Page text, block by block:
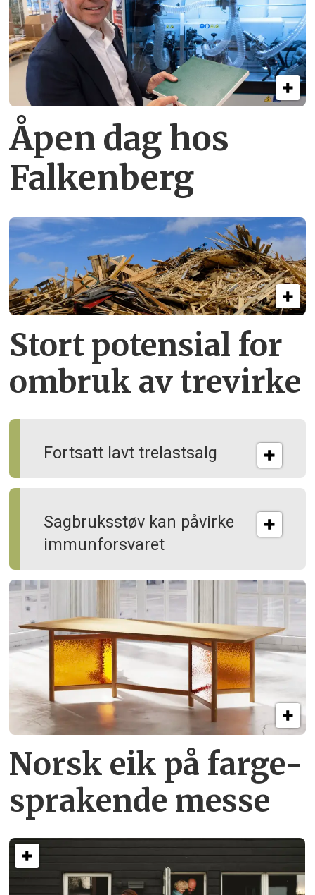
Åpen dag hos
Falkenberg
Stort potensial for
ombruk av tre­virke
Fortsatt lavt trelastsalg
Sagbruksstøv kan på­virke
immun­forsvaret
Norsk eik på farge­
sprakende messe